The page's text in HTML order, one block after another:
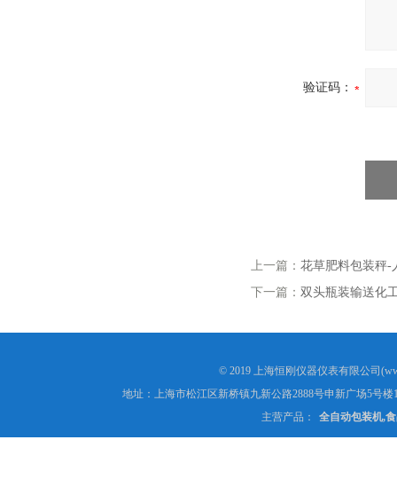
验证码：
上一篇： 花草肥料包装秤-
下一篇： 双头瓶装输送化
© 2019 上海恒刚仪器仪表有限公司
地址：上海市松江区新桥镇九新公路2888号申新广场5号楼
主营产品：
全自动包装机,